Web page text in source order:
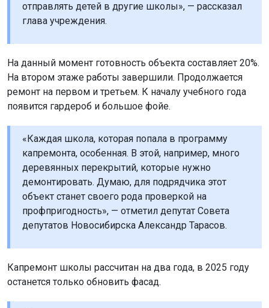
отправлять детей в другие школы», — рассказал
глава учреждения.
На данный момент готовность объекта составляет 20%.
На втором этаже работы завершили. Продолжается
ремонт на первом и третьем. К началу учебного года
появится гардероб и большое фойе.
«Каждая школа, которая попала в программу
капремонта, особенная. В этой, например, много
деревянных перекрытий, которые нужно
демонтировать. Думаю, для подрядчика этот
объект станет своего рода проверкой на
профпригодность», — отметил депутат Совета
депутатов Новосибирска Александр Тарасов.
Капремонт школы рассчитан на два года, в 2025 году
останется только обновить фасад.